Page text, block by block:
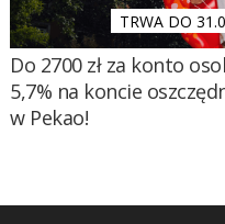
TRWA DO
Do 2700 zł za konto
5,7% na koncie
w Pekao!